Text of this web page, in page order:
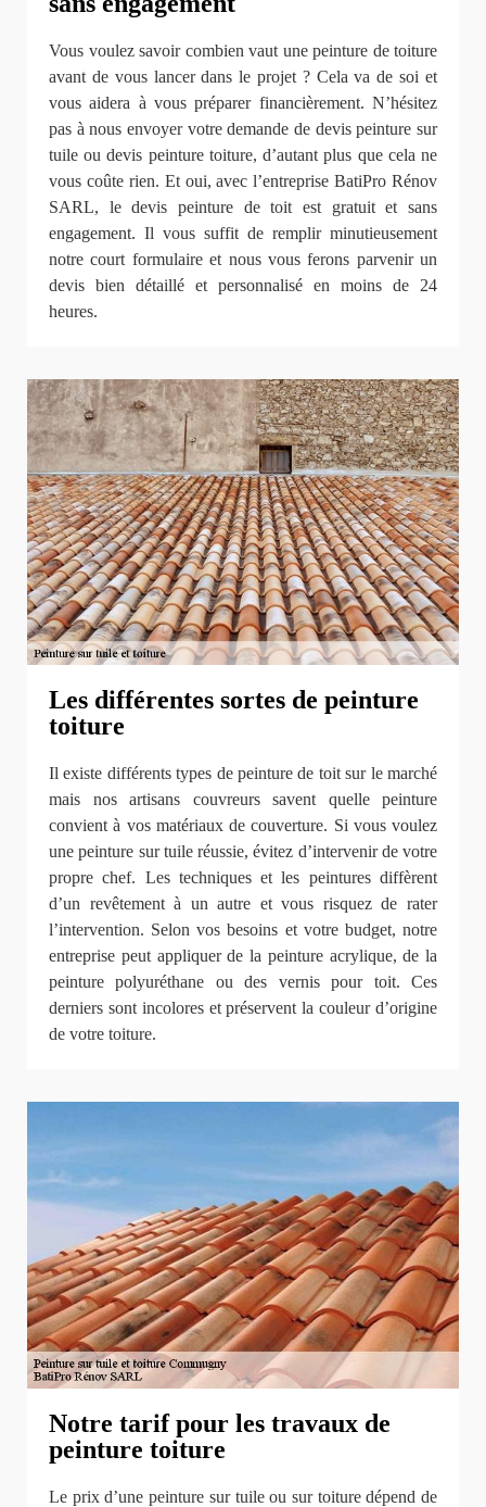
Vous voulez savoir combien vaut une peinture de toiture
avant de vous lancer dans le projet ? Cela va de soi et
vous aidera à vous préparer financièrement. N’hésitez
pas à nous envoyer votre demande de devis peinture sur
tuile ou devis peinture toiture, d’autant plus que cela ne
vous coûte rien. Et oui, avec l’entreprise BatiPro Rénov
SARL, le devis peinture de toit est gratuit et sans
engagement. Il vous suffit de remplir minutieusement
notre court formulaire et nous vous ferons parvenir un
devis bien détaillé et personnalisé en moins de 24
heures.
Les différentes sortes de peinture
toiture
Il existe différents types de peinture de toit sur le marché
mais nos artisans couvreurs savent quelle peinture
convient à vos matériaux de couverture. Si vous voulez
une peinture sur tuile réussie, évitez d’intervenir de votre
propre chef. Les techniques et les peintures diffèrent
d’un revêtement à un autre et vous risquez de rater
l’intervention. Selon vos besoins et votre budget, notre
entreprise peut appliquer de la peinture acrylique, de la
peinture polyuréthane ou des vernis pour toit. Ces
derniers sont incolores et préservent la couleur d’origine
de votre toiture.
Notre tarif pour les travaux de
peinture toiture
Le prix d’une peinture sur tuile ou sur toiture dépend de